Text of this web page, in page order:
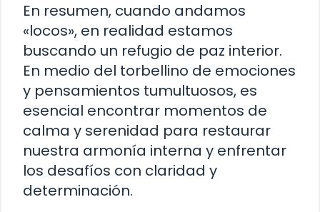
En resumen, cuando andamos
«locos», en realidad estamos
buscando un refugio de paz interior.
En medio del torbellino de emociones
y pensamientos tumultuosos, es
esencial encontrar momentos de
calma y serenidad para restaurar
nuestra armonía interna y enfrentar
los desafíos con claridad y
determinación.